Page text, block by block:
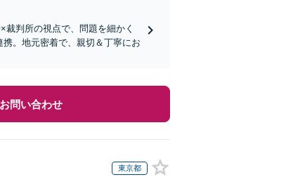
裁判所の視点で、問題を細かく
。地元密着で、親切＆丁寧にお
問い合わせ
東京都